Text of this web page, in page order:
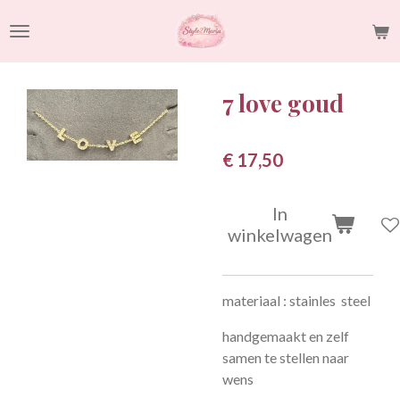
direct
naar
hoofdinhoud
7 love goud
€ 17,50
In
winkelwagen
materiaal : stainles steel
handgemaakt en zelf
samen te stellen naar
wens